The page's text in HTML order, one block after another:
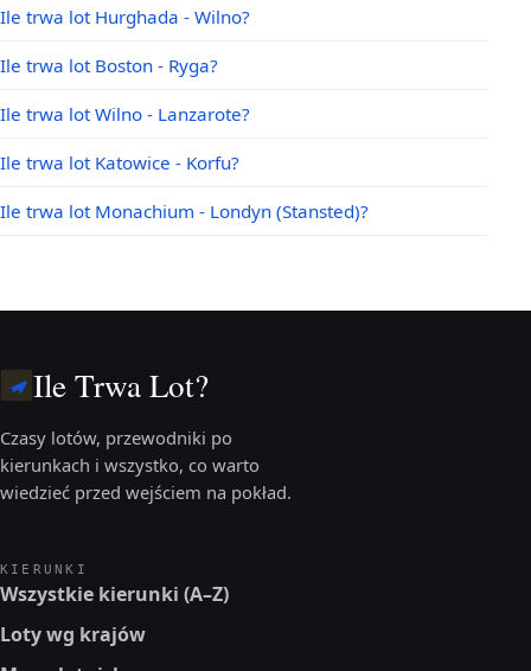
Ile trwa lot Hurghada - Wilno?
Ile trwa lot Boston - Ryga?
Ile trwa lot Wilno - Lanzarote?
Ile trwa lot Katowice - Korfu?
Ile trwa lot Monachium - Londyn (Stansted)?
Ile Trwa Lot?
Czasy lotów, przewodniki po
kierunkach i wszystko, co warto
wiedzieć przed wejściem na pokład.
KIERUNKI
Wszystkie kierunki (A–Z)
Loty wg krajów